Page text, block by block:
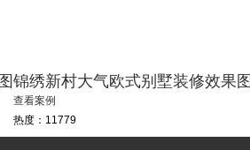
锦绣新村大气欧式别墅装修效果图
查看案例
热度：11779